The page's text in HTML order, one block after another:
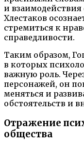
и
Хлестаков
стремиться к
справедливости.
Таким образом,
в которых
важную роль.
персонажей, он
меняться и
обстоятельств и
Отражение
общества